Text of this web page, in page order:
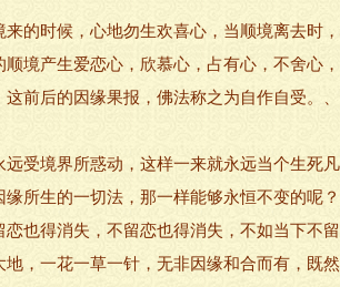
来的时候，心地勿生欢喜心，当顺境离去时
顺境产生爱恋心，欣慕心，占有心，不舍心
前后的因缘果报，佛法称之为自作自受。、
远受境界所惑动，这样一来就永远当个生死
缘所生的一切法，那一样能够永恒不变的呢
恋也得消失，不留恋也得消失，不如当下不
地，一花一草一针，无非因缘和合而有，既